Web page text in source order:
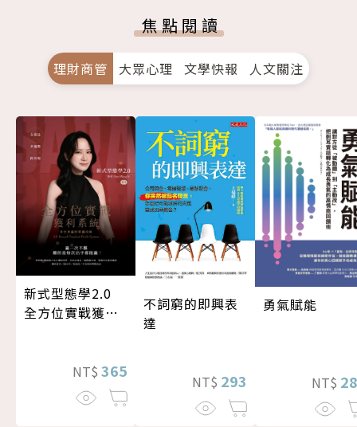
焦點閱讀
理財商管 大眾心理 文學快報 人文關注
新式型態學2.0
全方位實戰獲利
NT$ 365
不詞窮的即興表
達
NT$ 293
勇氣賦能
NT$